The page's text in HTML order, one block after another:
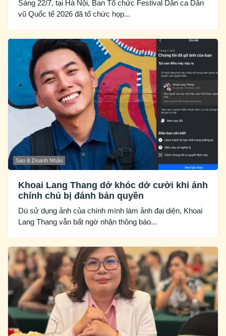
Sáng 22/7, tại Hà Nội, Ban Tổ chức Festival Dân ca Dân
vũ Quốc tế 2026 đã tổ chức họp...
Sao & Doanh Nhân
Khoai Lang Thang dở khóc dở cười khi ảnh
chính chủ bị đánh bản quyền
Dù sử dụng ảnh của chính mình làm ảnh đại diện, Khoai
Lang Thang vẫn bất ngờ nhận thông báo...